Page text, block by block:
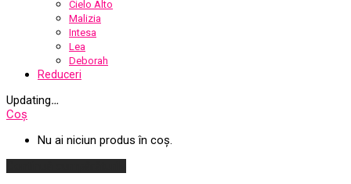
Cielo Alto
Malizia
Intesa
Lea
Deborah
Reduceri
Updating…
Coș
Nu ai niciun produs în coș.